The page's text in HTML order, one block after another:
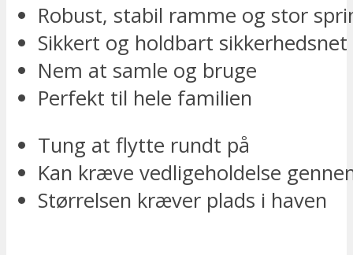
Robust, stabil ramme og stor
Sikkert og holdbart sikkerhedsnet
Nem at samle og bruge
Perfekt til hele familien
Tung at flytte rundt på
Kan kræve vedligeholdelse
Størrelsen kræver plads i haven